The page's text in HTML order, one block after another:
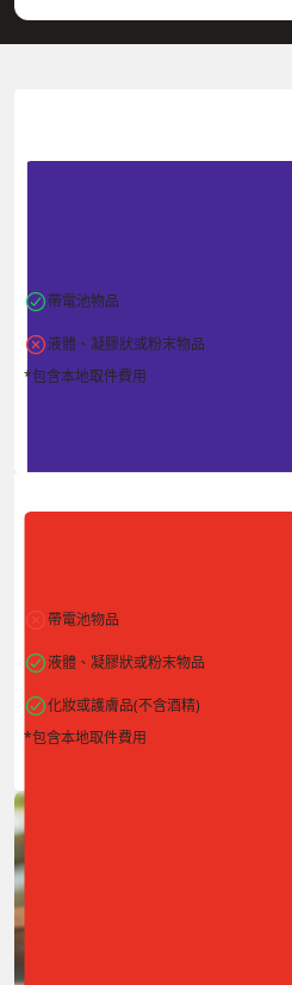
帶電池物品
液體、凝膠狀或粉末物品
*包含本地取件費用
帶電池物品
液體、凝膠狀或粉末物品
化妝或護膚品(不含酒精)
*包含本地取件費用